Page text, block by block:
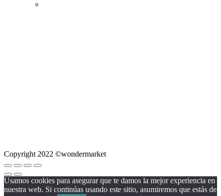
Copyright 2022 ©wondermarket
Usamos cookies para asegurar que te damos la mejor experiencia en
nuestra web. Si continúas usando este sitio, asumiremos que estás de